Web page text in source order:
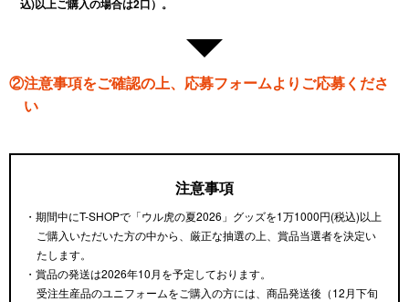
②注意事項をご確認の上、応募フォームよりご応募くださ
い
注意事項
・期間中にT-SHOPで「ウル虎の夏2026」グッズを1万1000円(税込)以上
ご購入いただいた方の中から、厳正な抽選の上、賞品当選者を決定い
たします。
・賞品の発送は2026年10月を予定しております。
受注生産品のユニフォームをご購入の方には、商品発送後（12月下旬